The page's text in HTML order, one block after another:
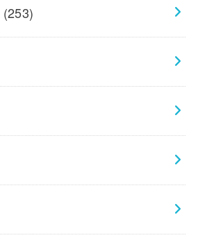
(253)